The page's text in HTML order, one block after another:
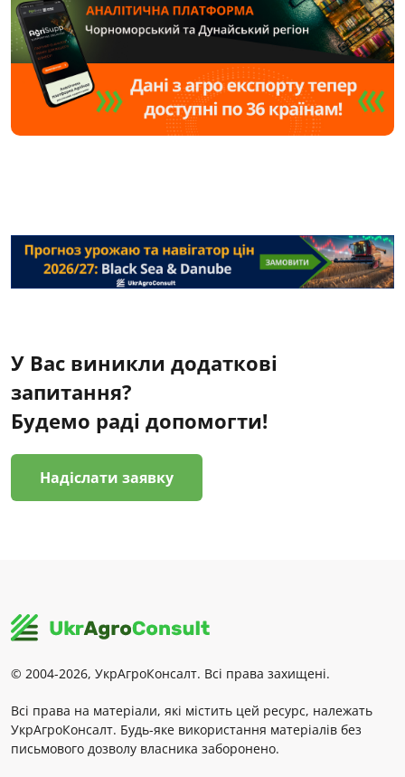
У Вас виникли додаткові
запитання?
Будемо раді допомогти!
Надіслати заявку
© 2004-2026, УкрАгроКонсалт. Всі права захищені.
Всі права на матеріали, які містить цей ресурс, належать
УкрАгроКонсалт. Будь-яке використання матеріалів без
письмового дозволу власника заборонено.